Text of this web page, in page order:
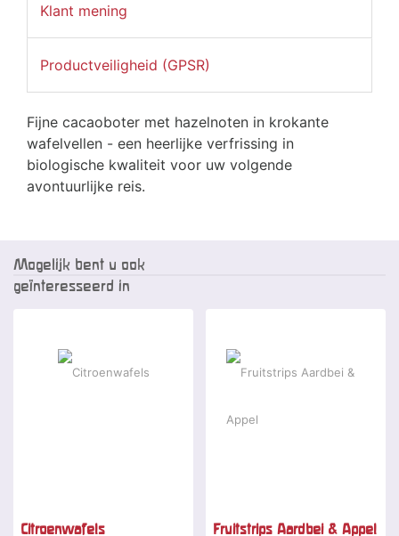
Klant mening
Productveiligheid (GPSR)
Fijne cacaoboter met hazelnoten in krokante
wafelvellen - een heerlijke verfrissing in
biologische kwaliteit voor uw volgende
avontuurlijke reis.
Mogelijk bent u ook
geïnteresseerd in
Citroenwafels Fruitstrips Aardbei & Appel